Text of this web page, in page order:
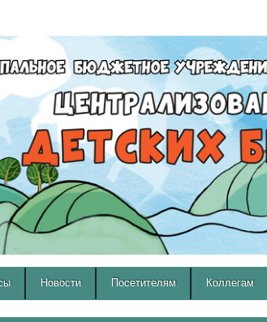
Новости Посетителям Коллегам